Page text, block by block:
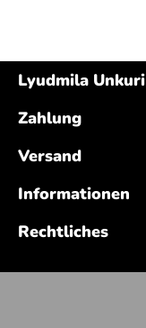
Lyudmila Unkuri
Zahlung
Versand
Informationen
Rechtliches